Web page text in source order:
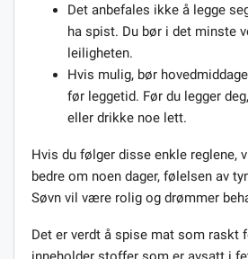
Det anbefales ikke å legge
ha spist. Du bør i det minste
leiligheten.
Hvis mulig, bør
før leggetid. Før du legger
eller drikke noe lett.
Hvis du følger disse enkle reglene,
bedre om noen dager, følelsen av
Søvn vil være rolig og drømmer
Det er verdt å spise mat som raskt